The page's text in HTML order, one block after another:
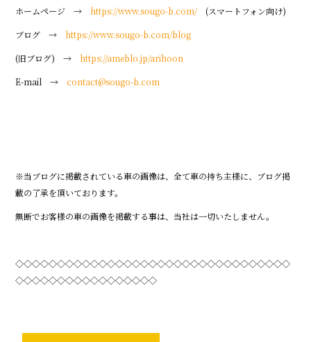
ホームページ → https://www.sougo-b.com/ (スマートフォン向け)
ブログ → https://www.sougo-b.com/blog
(旧ブログ) → https://ameblo.jp/arihoon
E-mail →contact@sougo-b.com
※当ブログに掲載されている車の画像は、全て車の持ち主様に、ブログ掲
載の了承を頂いております。
無断でお客様の車の画像を掲載する事は、当社は一切いたしません。
◇◇◇◇◇◇◇◇◇◇◇◇◇◇◇◇◇◇◇◇◇◇◇◇◇◇◇◇◇◇◇◇◇
◇◇◇◇◇◇◇◇◇◇◇◇◇◇◇◇◇